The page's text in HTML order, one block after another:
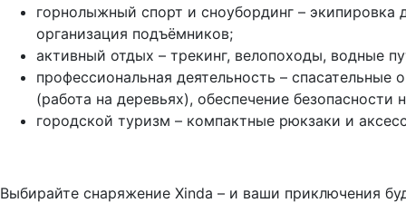
горнолыжный спорт и сноубординг – экипировка
организация подъёмников;
активный отдых – трекинг, велопоходы, водные
профессиональная деятельность –
(работа на деревьях), обеспечение безопасности
городской туризм – компактные рюкзаки и
Выбирайте снаряжение Xinda – и ваши приключения